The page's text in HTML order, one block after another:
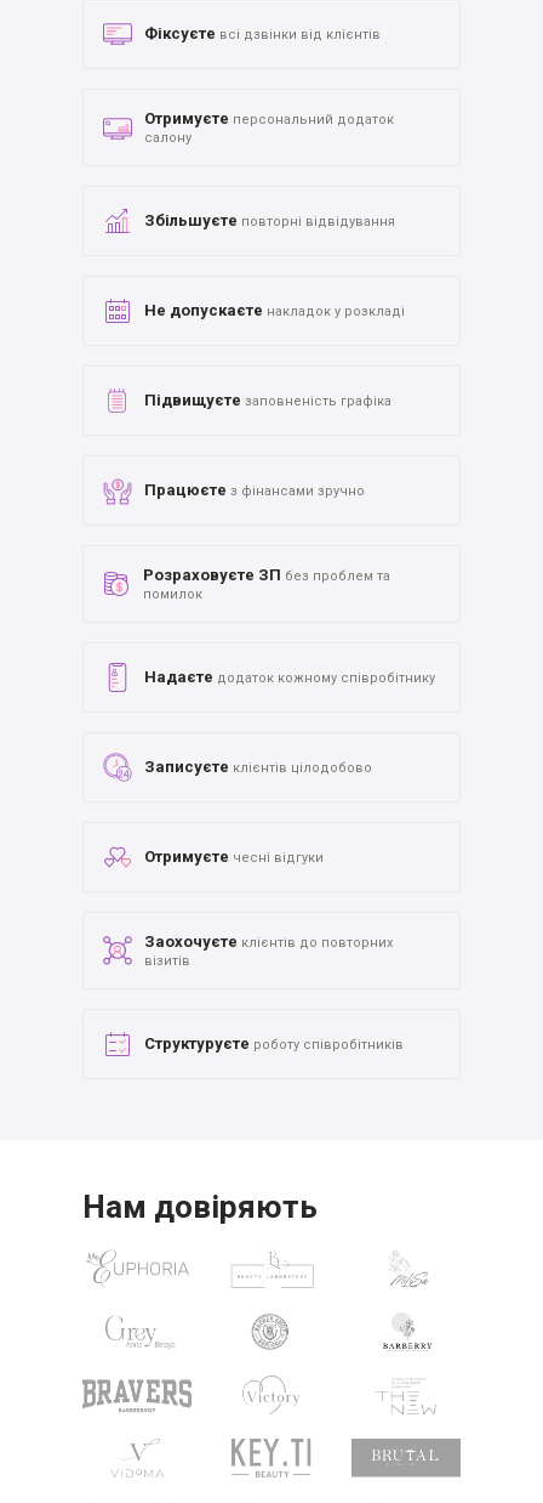
Фіксуєте всі дзвінки від клієнтів
Отримуєте персональний додаток
салону
Збільшуєте повторні відвідування
Не допускаєте накладок у розкладі
Підвищуєте заповненість графіка
Працюєте з фінансами зручно
Розраховуєте ЗП без проблем та
помилок
Надаєте додаток кожному співробітнику
Записуєте клієнтів цілодобово
Отримуєте чесні відгуки
Заохочуєте клієнтів до повторних
візитів
Структуруєте роботу співробітників
Нам довіряють